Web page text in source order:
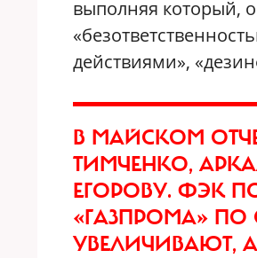
выполняя который,
действиями»,
В МАЙСКОМ
ТИМЧЕНКО,
ЕГОРОВУ. ФЭК
«ГАЗПРОМА» ПО
УВЕЛИЧИВАЮТ,